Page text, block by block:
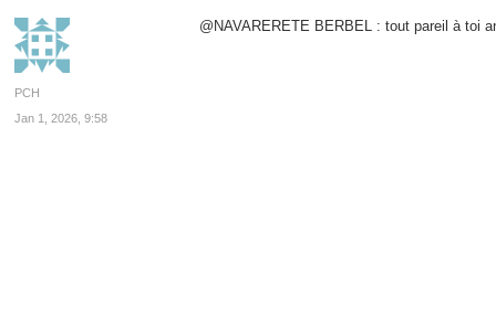
PCH
Jan 1, 2026, 9:58
@NAVARERETE BERBEL : tout pareil à toi